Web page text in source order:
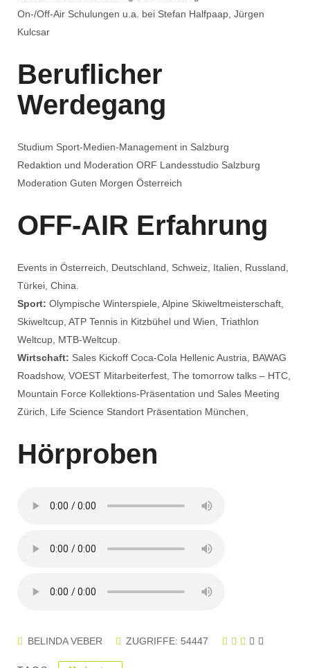
On-/Off-Air Schulungen u.a. bei Stefan Halfpaap, Jürgen
Kulcsar
Beruflicher
Werdegang
Studium Sport-Medien-Management in Salzburg
Redaktion und Moderation ORF Landesstudio Salzburg
Moderation Guten Morgen Österreich
OFF-AIR Erfahrung
Events in Österreich, Deutschland, Schweiz, Italien, Russland,
Türkei, China.
Sport: Olympische Winterspiele, Alpine Skiweltmeisterschaft,
Skiweltcup, ATP Tennis in Kitzbühel und Wien, Triathlon
Weltcup, MTB-Weltcup.
Wirtschaft: Sales Kickoff Coca-Cola Hellenic Austria, BAWAG
Roadshow, VOEST Mitarbeiterfest, The tomorrow talks – HTC,
Mountain Force Kollektions-Präsentation und Sales Meeting
Zürich, Life Science Standort Präsentation München,
Hörproben
BELINDA VEBER ZUGRIFFE: 54447